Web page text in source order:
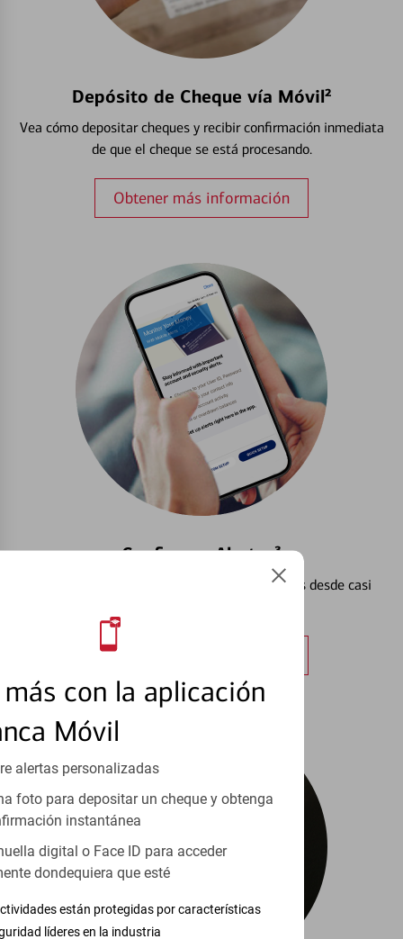
con la aplicación
Móvil
alertas personalizadas
foto para depositar un cheque y obtenga
instantánea
digital o Face ID para acceder
dondequiera que esté
están protegidas por características
líderes en la industria
Depósito de Cheque vía Móvil²
Vea cómo depositar cheques y recibir confirmación inmediata
de que el cheque se está procesando.
Obtener más información
Configurar Alertas³
Vea cómo mantener el control de sus finanzas desde casi
Obtener más información